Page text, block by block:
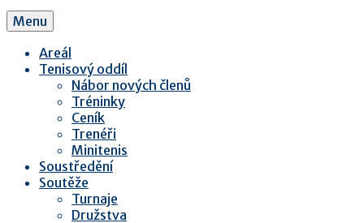
Menu
Areál
Tenisový oddíl
Nábor nových členů
Tréninky
Ceník
Trenéři
Minitenis
Soustředění
Soutěže
Turnaje
Družstva